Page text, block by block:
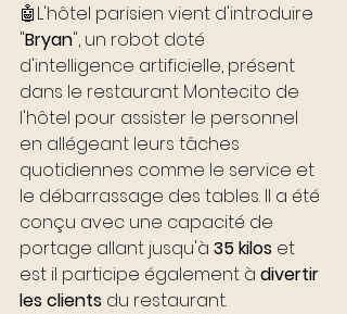
🤖L'hôtel parisien vient d'introduire
"Bryan", un robot doté
d'intelligence artificielle, présent
dans le restaurant Montecito de
l'hôtel pour assister le personnel
en allégeant leurs tâches
quotidiennes comme le service et
le débarrassage des tables. Il a été
conçu avec une capacité de
portage allant jusqu'à 35 kilos et
est il participe également à divertir
les clients du restaurant.